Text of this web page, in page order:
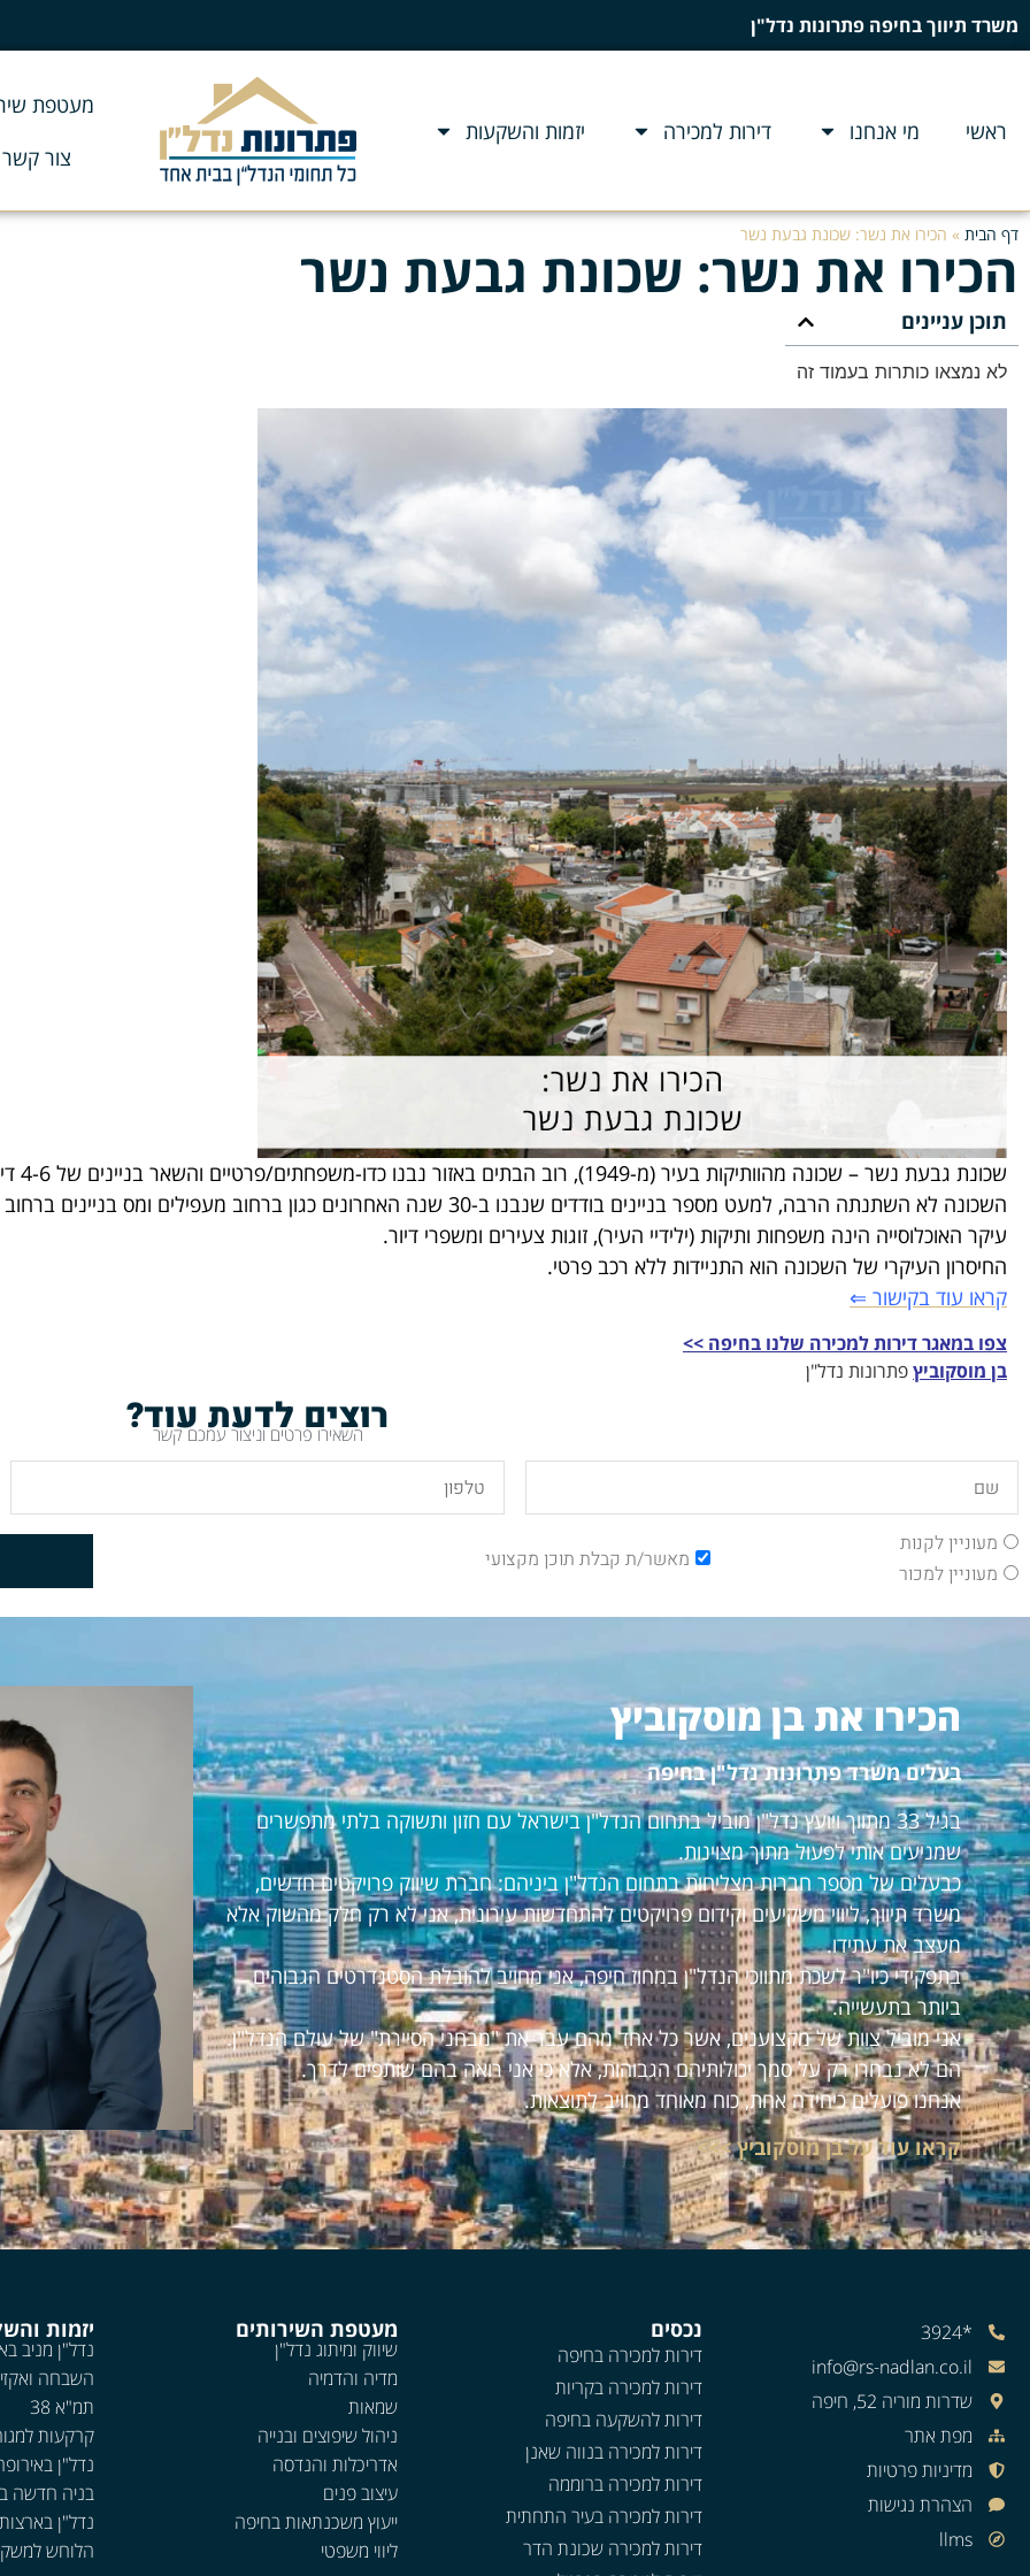
משרד תיווך בחיפה פתרונות נדל"ן
ראשי מי אנחנו דירות למכירה יזמות והשקעות
מעטפת
צור קשר
דף הבית » הכירו את נשר: שכונת גבעת נשר
הכירו את נשר: שכונת גבעת נשר
תוכן עניינים
לא נמצאו כותרות בעמוד זה
שכונת גבעת נשר – שכונה מהוותיקות בעיר (מ-1949), רוב הבתים באזור נבנו כדו-משפחתים/פרטיים והשאר בניינים של 4-6 דיירים.
השכונה לא השתנתה הרבה, למעט מספר בניינים בודדים שנבנו ב-30 שנה האחרונים כגון ברחוב מעפילים ומס בניינים ברחוב יפה נוף.
עיקר האוכלוסייה הינה משפחות ותיקות (ילידיי העיר), זוגות צעירים ומשפרי דיור.
החיסרון העיקרי של השכונה הוא התניידות ללא רכב פרטי.
קראו עוד בקישור ⇐
צפו במאגר דירות למכירה שלנו בחיפה >>
בן מוסקוביץפתרונות נדל"ן
רוצים לדעת עוד?
השאירו פרטים וניצור עמכם קשר
מעוניין לקנות
מעוניין למכור
מאשר/ת קבלת תוכן מקצועי
הכירו את בן מוסקוביץ
בעלים משרד פתרונות נדל"ן בחיפה
בגיל 33 מתווך ויועץ נדל"ן מוביל בתחום הנדל"ן בישראל עם חזון ותשוקה בלתי מתפשרים
שמניעים אותי לפעול מתוך מצוינות.
כבעלים של מספר חברות מצליחות בתחום הנדל"ן ביניהם: חברת שיווק פרויקטים חדשים,
משרד תיווך, ליווי משקיעים וקידום פרויקטים להתחדשות עירונית, אני לא רק חלק מהשוק אלא
מעצב את עתידו.
בתפקידי כיו"ר לשכת מתווכי הנדל"ן במחוז חיפה, אני מחויב להובלת הסטנדרטים הגבוהים
ביותר בתעשייה.
אני מוביל צוות של מקצוענים, אשר כל אחד מהם עבר את "מבחני הסיירת" של עולם הנדל"ן.
הם לא נבחרו רק על סמך יכולותיהם הגבוהות, אלא כי אני רואה בהם שותפים לדרך.
אנחנו פועלים כיחידה אחת, כוח מאוחד מחויב לתוצאות.
קראו עוד על בן מוסקוביץ >>>
*3924
info@rs-nadlan.co.il
שדרות מוריה 52, חיפה
מפת אתר
מדיניות פרטיות
הצהרת נגישות
llms
נכסים
דירות למכירה בחיפה
דירות למכירה בקריות
דירות להשקעה בחיפה
דירות למכירה בנווה שאנן
דירות למכירה ברוממה
דירות למכירה בעיר התחתית
דירות למכירה שכונת הדר
מעטפת השירותים
שיווק ומיתוג נדל"ן
מדיה והדמיה
שמאות
ניהול שיפוצים ובנייה
אדריכלות והנדסה
עיצוב פנים
ייעוץ משכנתאות בחיפה
ליווי משפטי
יזמות
נדל"ן מניב
השבחה
תמ"א 38
קרקעות
נדל"ן
בניה חדשה
נדל"ן
הלוחש